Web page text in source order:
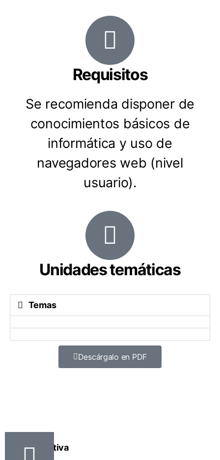
Requisitos
Se recomienda disponer de
conocimientos básicos de
informática y uso de
navegadores web (nivel
usuario).
Unidades temáticas
Temas
Descárgalo en PDF
Mallorca Activa